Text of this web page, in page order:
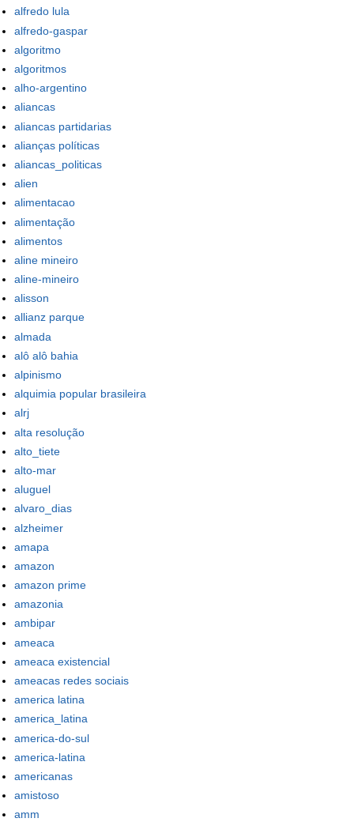
alfredo lula
alfredo-gaspar
algoritmo
algoritmos
alho-argentino
aliancas
aliancas partidarias
alianças políticas
aliancas_politicas
alien
alimentacao
alimentação
alimentos
aline mineiro
aline-mineiro
alisson
allianz parque
almada
alô alô bahia
alpinismo
alquimia popular brasileira
alrj
alta resolução
alto_tiete
alto-mar
aluguel
alvaro_dias
alzheimer
amapa
amazon
amazon prime
amazonia
ambipar
ameaca
ameaca existencial
ameacas redes sociais
america latina
america_latina
america-do-sul
america-latina
americanas
amistoso
amm